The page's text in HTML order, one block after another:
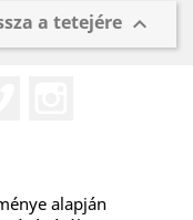
a tetejére 
alapján